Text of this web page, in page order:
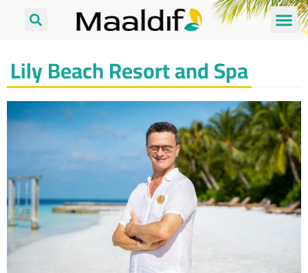
Lily Beach Resort and Spa